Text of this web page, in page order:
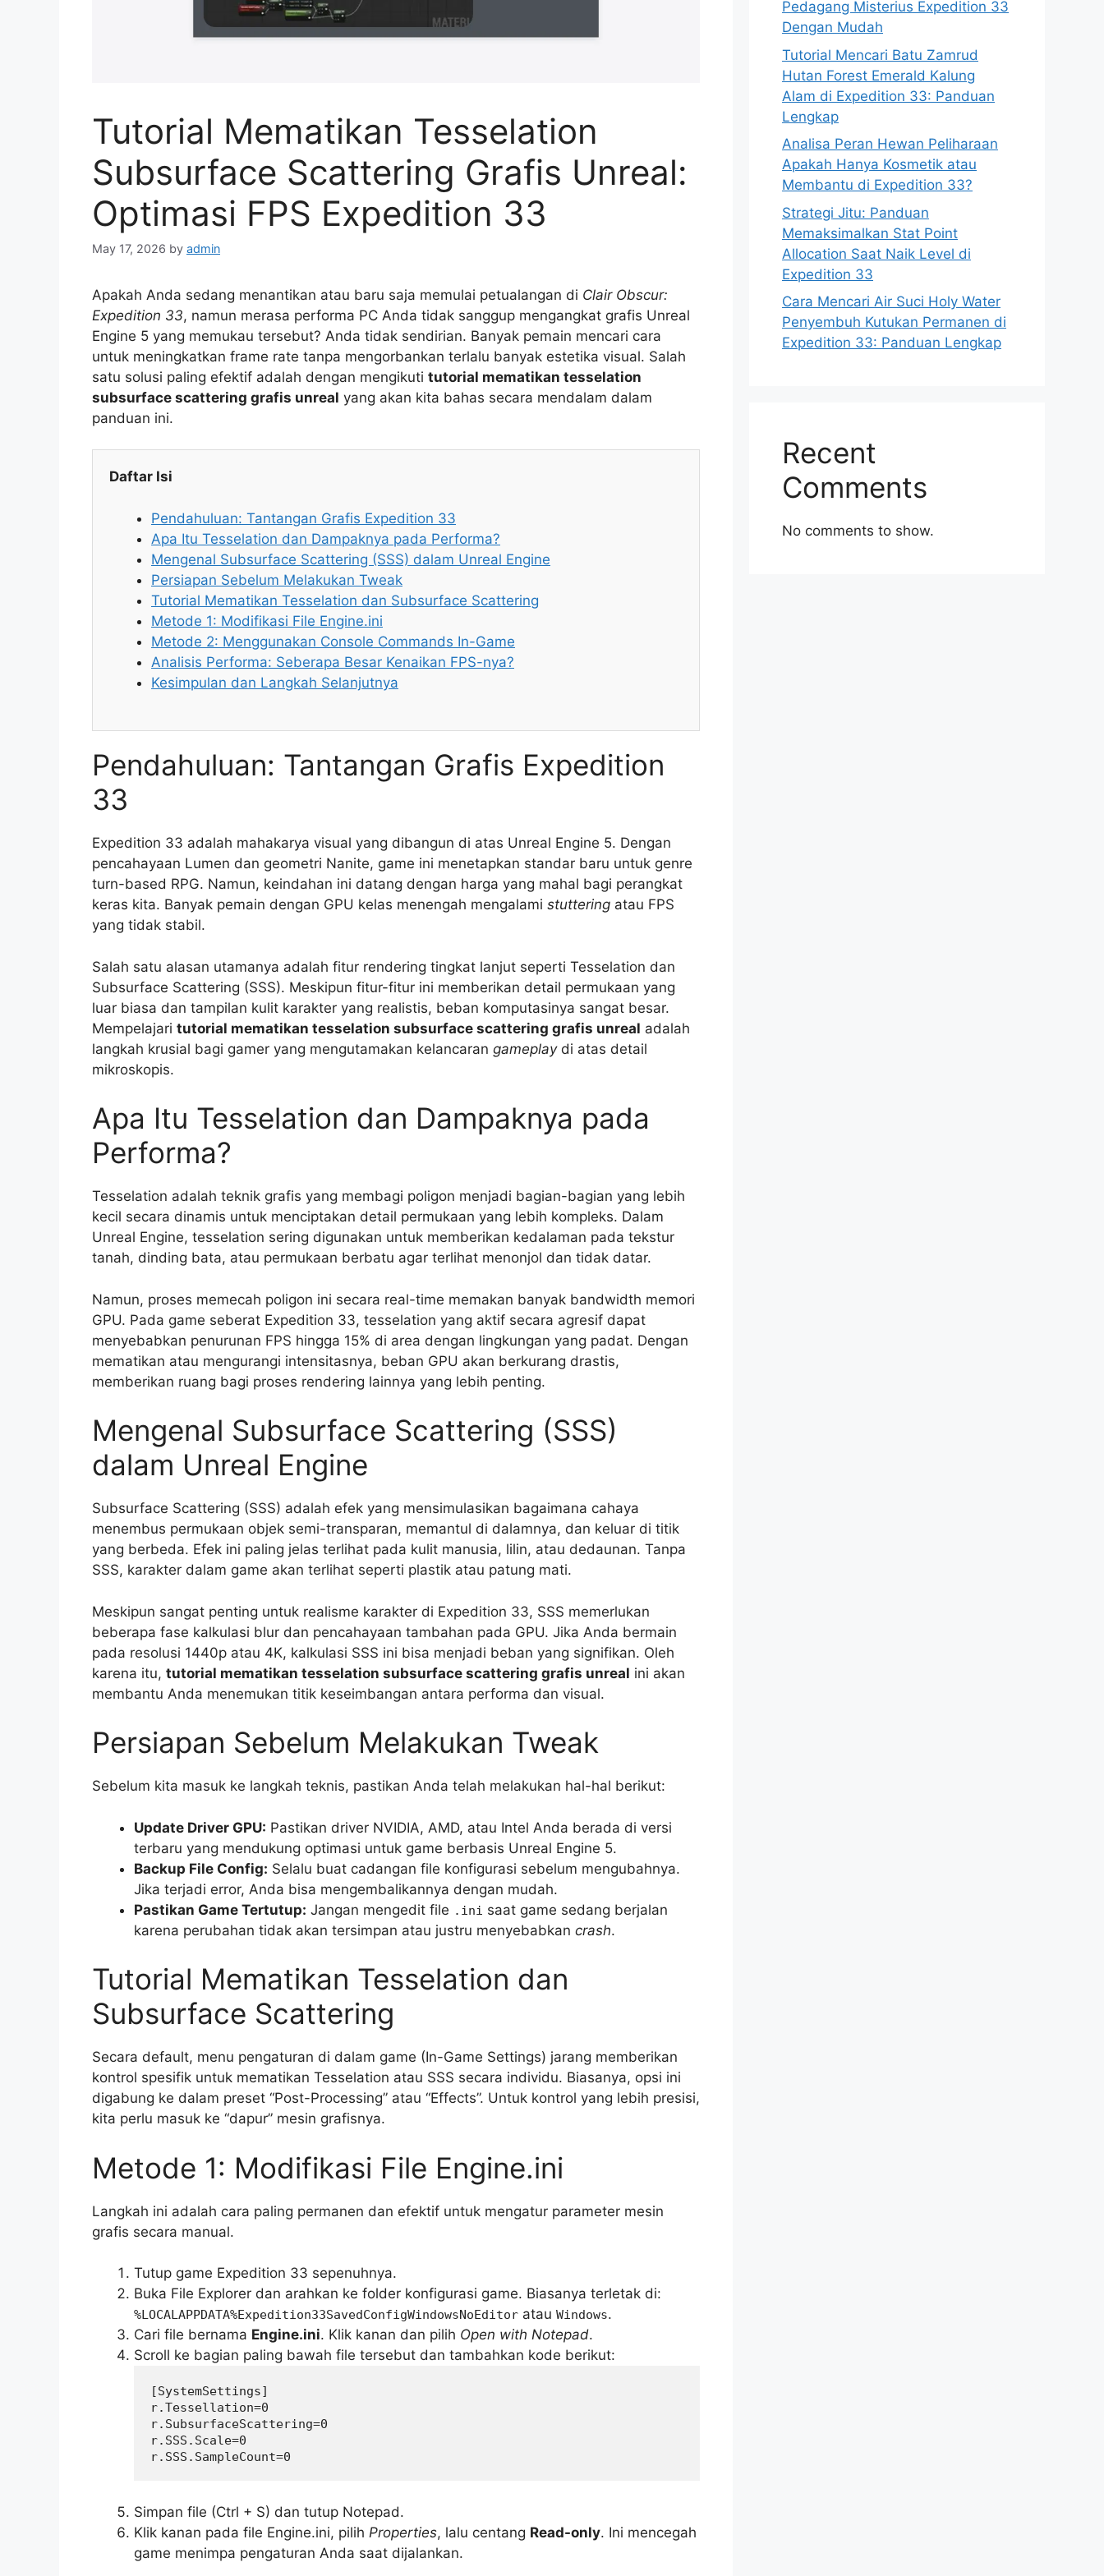
Tutorial Mematikan Tesselation
Subsurface Scattering Grafis Unreal:
Optimasi FPS Expedition 33
May 17, 2026 by admin
Apakah Anda sedang menantikan atau baru saja memulai petualangan di Clair Obscur:
Expedition 33, namun merasa performa PC Anda tidak sanggup mengangkat grafis Unreal
Engine 5 yang memukau tersebut? Anda tidak sendirian. Banyak pemain mencari cara
untuk meningkatkan frame rate tanpa mengorbankan terlalu banyak estetika visual. Salah
satu solusi paling efektif adalah dengan mengikuti tutorial mematikan tesselation
subsurface scattering grafis unreal yang akan kita bahas secara mendalam dalam
panduan ini.
Daftar Isi
Pendahuluan: Tantangan Grafis Expedition 33
Apa Itu Tesselation dan Dampaknya pada Performa?
Mengenal Subsurface Scattering (SSS) dalam Unreal Engine
Persiapan Sebelum Melakukan Tweak
Tutorial Mematikan Tesselation dan Subsurface Scattering
Metode 1: Modifikasi File Engine.ini
Metode 2: Menggunakan Console Commands In-Game
Analisis Performa: Seberapa Besar Kenaikan FPS-nya?
Kesimpulan dan Langkah Selanjutnya
Pendahuluan: Tantangan Grafis Expedition
33
Expedition 33 adalah mahakarya visual yang dibangun di atas Unreal Engine 5. Dengan
pencahayaan Lumen dan geometri Nanite, game ini menetapkan standar baru untuk genre
turn-based RPG. Namun, keindahan ini datang dengan harga yang mahal bagi perangkat
keras kita. Banyak pemain dengan GPU kelas menengah mengalami stuttering atau FPS
yang tidak stabil.
Salah satu alasan utamanya adalah fitur rendering tingkat lanjut seperti Tesselation dan
Subsurface Scattering (SSS). Meskipun fitur-fitur ini memberikan detail permukaan yang
luar biasa dan tampilan kulit karakter yang realistis, beban komputasinya sangat besar.
Mempelajari tutorial mematikan tesselation subsurface scattering grafis unreal adalah
langkah krusial bagi gamer yang mengutamakan kelancaran gameplaydi atas detail
mikroskopis.
Apa Itu Tesselation dan Dampaknya pada
Performa?
Tesselation adalah teknik grafis yang membagi poligon menjadi bagian-bagian yang lebih
kecil secara dinamis untuk menciptakan detail permukaan yang lebih kompleks. Dalam
Unreal Engine, tesselation sering digunakan untuk memberikan kedalaman pada tekstur
tanah, dinding bata, atau permukaan berbatu agar terlihat menonjol dan tidak datar.
Namun, proses memecah poligon ini secara real-time memakan banyak bandwidth memori
GPU. Pada game seberat Expedition 33, tesselation yang aktif secara agresif dapat
menyebabkan penurunan FPS hingga 15% di area dengan lingkungan yang padat. Dengan
mematikan atau mengurangi intensitasnya, beban GPU akan berkurang drastis,
memberikan ruang bagi proses rendering lainnya yang lebih penting.
Mengenal Subsurface Scattering (SSS)
dalam Unreal Engine
Subsurface Scattering (SSS) adalah efek yang mensimulasikan bagaimana cahaya
menembus permukaan objek semi-transparan, memantul di dalamnya, dan keluar di titik
yang berbeda. Efek ini paling jelas terlihat pada kulit manusia, lilin, atau dedaunan. Tanpa
SSS, karakter dalam game akan terlihat seperti plastik atau patung mati.
Meskipun sangat penting untuk realisme karakter di Expedition 33, SSS memerlukan
beberapa fase kalkulasi blur dan pencahayaan tambahan pada GPU. Jika Anda bermain
pada resolusi 1440p atau 4K, kalkulasi SSS ini bisa menjadi beban yang signifikan. Oleh
karena itu, tutorial mematikan tesselation subsurface scattering grafis unreal ini akan
membantu Anda menemukan titik keseimbangan antara performa dan visual.
Persiapan Sebelum Melakukan Tweak
Sebelum kita masuk ke langkah teknis, pastikan Anda telah melakukan hal-hal berikut:
Update Driver GPU: Pastikan driver NVIDIA, AMD, atau Intel Anda berada di versi
terbaru yang mendukung optimasi untuk game berbasis Unreal Engine 5.
Backup File Config: Selalu buat cadangan file konfigurasi sebelum mengubahnya.
Jika terjadi error, Anda bisa mengembalikannya dengan mudah.
Pastikan Game Tertutup: Jangan mengedit file .ini saat game sedang berjalan
karena perubahan tidak akan tersimpan atau justru menyebabkan crash.
Tutorial Mematikan Tesselation dan
Subsurface Scattering
Secara default, menu pengaturan di dalam game (In-Game Settings) jarang memberikan
kontrol spesifik untuk mematikan Tesselation atau SSS secara individu. Biasanya, opsi ini
digabung ke dalam preset “Post-Processing” atau “Effects”. Untuk kontrol yang lebih presisi,
kita perlu masuk ke “dapur” mesin grafisnya.
Metode 1: Modifikasi File Engine.ini
Langkah ini adalah cara paling permanen dan efektif untuk mengatur parameter mesin
grafis secara manual.
Tutup game Expedition 33 sepenuhnya.
Buka File Explorer dan arahkan ke folder konfigurasi game. Biasanya terletak di:
%LOCALAPPDATA%Expedition33SavedConfigWindowsNoEditor atau Windows.
Cari file bernama Engine.ini. Klik kanan dan pilih Open with Notepad.
Scroll ke bagian paling bawah file tersebut dan tambahkan kode berikut:
[SystemSettings]
r.Tessellation=0
r.SubsurfaceScattering=0
r.SSS.Scale=0
r.SSS.SampleCount=0
Simpan file (Ctrl + S) dan tutup Notepad.
Klik kanan pada file Engine.ini, pilih Properties, lalu centang Read-only. Ini mencegah
game menimpa pengaturan Anda saat dijalankan.
Pedagang Misterius Expedition 33
Dengan Mudah
Tutorial Mencari Batu Zamrud
Hutan Forest Emerald Kalung
Alam di Expedition 33: Panduan
Lengkap
Analisa Peran Hewan Peliharaan
Apakah Hanya Kosmetik atau
Membantu di Expedition 33?
Strategi Jitu: Panduan
Memaksimalkan Stat Point
Allocation Saat Naik Level di
Expedition 33
Cara Mencari Air Suci Holy Water
Penyembuh Kutukan Permanen di
Expedition 33: Panduan Lengkap
Recent
Comments
No comments to show.